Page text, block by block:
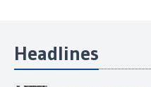
Headlines